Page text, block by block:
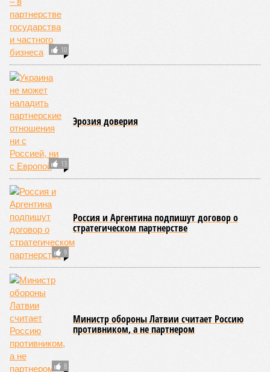
10
13
Эрозия доверия
9
Россия и Аргентина подпишут договор о
стратегическом партнерстве
8
Министр обороны Латвии считает Россию
противником, а не партнером